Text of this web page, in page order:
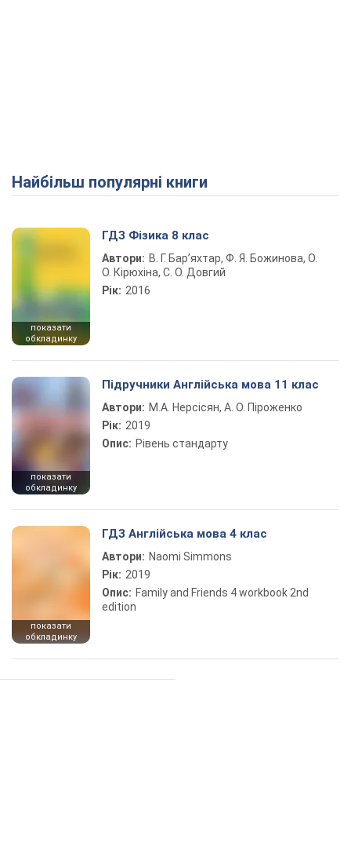
Найбільш популярні книги
показати
обкладинку
ГДЗ Фізика 8 клас
Автори: В. Г. Бар’яхтар, Ф. Я. Божинова, О.
О. Кірюхіна, С. О. Довгий
Рік: 2016
показати
обкладинку
Підручники Англійська мова 11 клас
Автори: М.А. Нерсісян, А. О. Піроженко
Рік: 2019
Опис: Рівень стандарту
показати
обкладинку
ГДЗ Англійська мова 4 клас
Автори: Naomi Simmons
Рік: 2019
Опис: Family and Friends 4 workbook 2nd
edition